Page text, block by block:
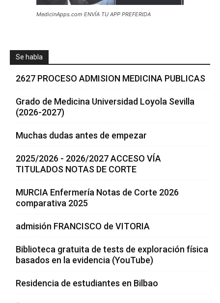
MedicinApps.com ENVÍA TU APP PREFERIDA
Se habla
2627 PROCESO ADMISION MEDICINA PUBLICAS
Grado de Medicina Universidad Loyola Sevilla
(2026-2027)
Muchas dudas antes de empezar
2025/2026 - 2026/2027 ACCESO VÍA
TITULADOS NOTAS DE CORTE
MURCIA Enfermería Notas de Corte 2026
comparativa 2025
admisión FRANCISCO de VITORIA
Biblioteca gratuita de tests de exploración física
basados en la evidencia (YouTube)
Residencia de estudiantes en Bilbao